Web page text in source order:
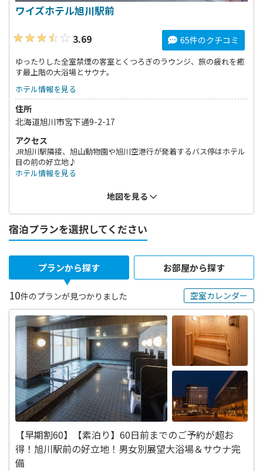
ワイズホテル旭川駅前
3.69
65件のクチコミ
ゆったりした全室禁煙の客室とくつろぎのラウンジ、旅の疲れを癒
す最上階の大浴場とサウナ。
ホテル情報を見る
住所
北海道旭川市宮下通9-2-17
アクセス
JR旭川駅隣接、旭山動物園や旭川空港行が発着するバス停はホテル
目の前の好立地♪
ホテル情報を見る
地図を見る
宿泊プランを選択してください
プランから探す お部屋から探す
10件のプランが見つかりました 空室カレンダー
【早期割60】【素泊り】60日前までのご予約が超お
得！旭川駅前の好立地！男女別展望大浴場＆サウナ完
備